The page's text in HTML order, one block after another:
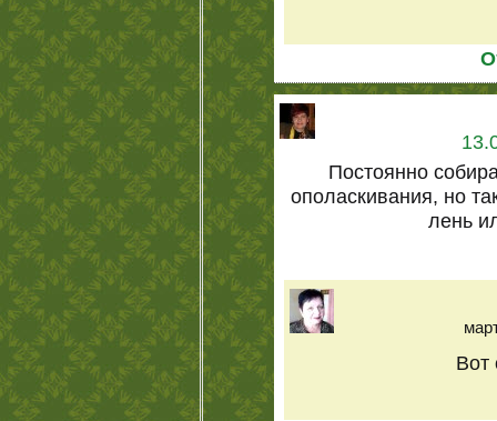
Постоянно
ополаскивания, но
лень
Вот